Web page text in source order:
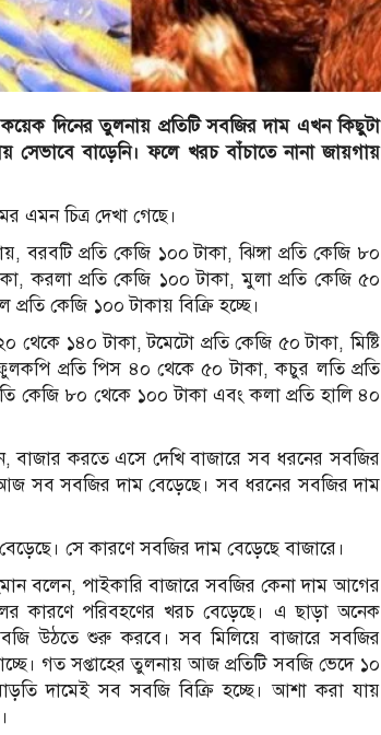
দিনের তুলনায় প্রতিটি সবজির দাম এখন কিছুটা
সেভাবে বাড়েনি। ফলে খরচ বাঁচাতে নানা জায়গায়
এমন চিত্র দেখা গেছে।
প্রতি কেজি ১০০ টাকা, ঝিঙ্গা প্রতি কেজি ৮০
করলা প্রতি কেজি ১০০ টাকা, মুলা প্রতি কেজি ৫০
কেজি ১০০ টাকায় বিক্রি হচ্ছে।
থেকে ১৪০ টাকা, টমেটো প্রতি কেজি ৫০ টাকা, মিষ্টি
প্রতি পিস ৪০ থেকে ৫০ টাকা, কচুর লতি প্রতি
কেজি ৮০ থেকে ১০০ টাকা এবং কলা প্রতি হালি ৪০
বাজার করতে এসে দেখি বাজারে সব ধরনের সবজির
সব সবজির দাম বেড়েছে। সব ধরনের সবজির দাম
সে কারণে সবজির দাম বেড়েছে বাজারে।
বলেন, পাইকারি বাজারে সবজির কেনা দাম আগের
কারণে পরিবহণের খরচ বেড়েছে। এ ছাড়া অনেক
উঠতে শুরু করবে। সব মিলিয়ে বাজারে সবজির
গত সপ্তাহের তুলনায় আজ প্রতিটি সবজি ভেদে ১০
দামেই সব সবজি বিক্রি হচ্ছে। আশা করা যায়